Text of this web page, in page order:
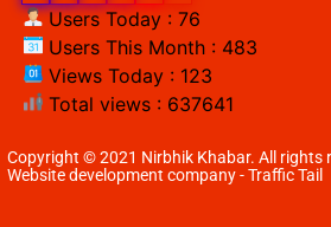
Users Today : 76
Users This Month : 483
Views Today : 123
Total views : 637641
Copyright © 2021 Nirbhik Khabar. All rights
Website development company- Traffic Tail